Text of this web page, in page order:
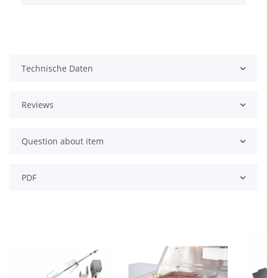
Technische Daten
Reviews
Question about item
PDF